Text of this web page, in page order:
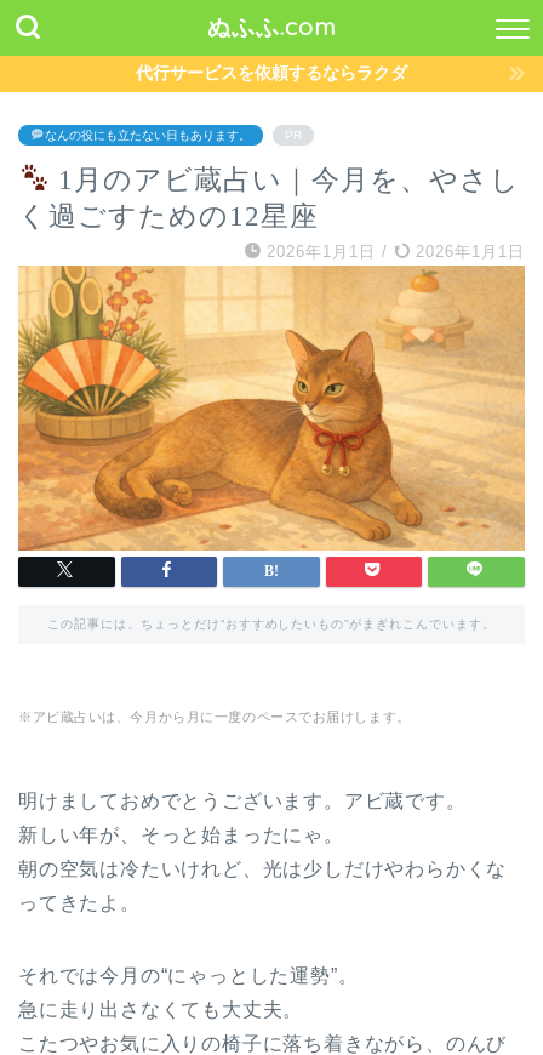
ぬふふ.com
代行サービスを依頼するならラクダ
なんの役にも立たない日もあります。 PR
1月のアビ蔵占い｜今月を、やさし
く過ごすための12星座
2026年1月1日 / 2026年1月1日
この記事には、ちょっとだけ“おすすめしたいもの”がまぎれこんでいます。
※アビ蔵占いは、今月から月に一度のペースでお届けします。
明けましておめでとうございます。アビ蔵です。
新しい年が、そっと始まったにゃ。
朝の空気は冷たいけれど、光は少しだけやわらかくな
ってきたよ。
それでは今月の“にゃっとした運勢”。
急に走り出さなくても大丈夫。
こたつやお気に入りの椅子に落ち着きながら、のんび